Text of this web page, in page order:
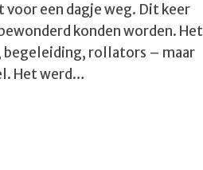
een dagje weg. Dit keer
konden worden. Het
begeleiding, rollators – maar
Het werd…